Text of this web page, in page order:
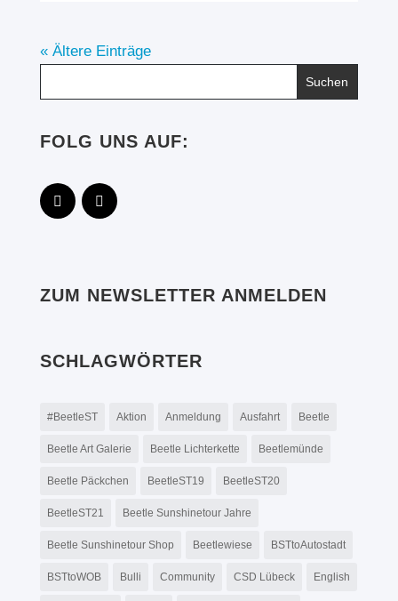
« Ältere Einträge
FOLG UNS AUF:
ZUM NEWSLETTER ANMELDEN
SCHLAGWÖRTER
#BeetleST Aktion Anmeldung Ausfahrt Beetle
Beetle Art Galerie Beetle Lichterkette Beetlemünde
Beetle Päckchen BeetleST19 BeetleST20
BeetleST21 Beetle Sunshinetour Jahre
Beetle Sunshinetour Shop Beetlewiese BSTtoAutostadt
BSTtoWOB Bulli Community CSD Lübeck English